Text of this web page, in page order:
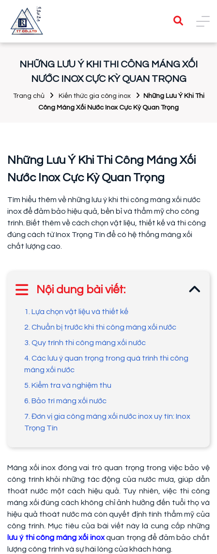
NHỮNG LƯU Ý KHI THI CÔNG MÁNG XỐI
NƯỚC INOX CỰC KỲ QUAN TRỌNG
Trang chủ Kiến thức gia công inox
Những Lưu Ý Khi Thi
Công Máng Xối Nước Inox Cực Kỳ Quan Trọng
Những Lưu Ý Khi Thi Công Máng Xối
Nước Inox Cực Kỳ Quan Trọng
Tìm hiểu thêm về những lưu ý khi thi công máng xối nước
inox để đảm bảo hiệu quả, bền bỉ và thẩm mỹ cho công
trình. Biết thêm về cách chọn vật liệu, thiết kế và thi công
đúng cách từ Inox Trọng Tín để có hệ thống máng xối
chất lượng cao.
Nội dung bài viết:
1. Lựa chọn vật liệu và thiết kế
2. Chuẩn bị trước khi thi công máng xối nước
3. Quy trình thi công máng xối nước
4. Các lưu ý quan trọng trong quá trình thi công
máng xối nước
5. Kiểm tra và nghiệm thu
6. Bảo trì máng xối nước
7. Đơn vị gia công máng xối nước inox uy tín: Inox
Trọng Tín
Máng xối inox đóng vai trò quan trọng trong việc bảo vệ
công trình khỏi những tác động của nước mưa, giúp dẫn
thoát nước một cách hiệu quả. Tuy nhiên, việc thi công
máng xối đúng cách không chỉ ảnh hưởng đến tuổi thọ và
hiệu quả thoát nước mà còn quyết định tính thẩm mỹ của
công trình. Mục tiêu của bài viết này là cung cấp những
lưu ý thi công máng xối inoxquan trọng để đảm bảo chất
lượng công trình và sự hài lòng của khách hàng.